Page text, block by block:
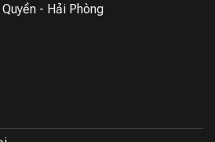
người dùng, đặc biệt là vào ban
vỏ chống cháy, khóa trẻ em, lưới
- Hải Phòng